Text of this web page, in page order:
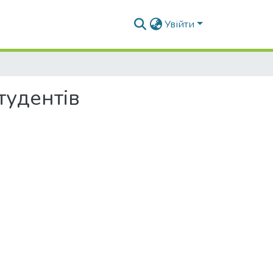
Увійти